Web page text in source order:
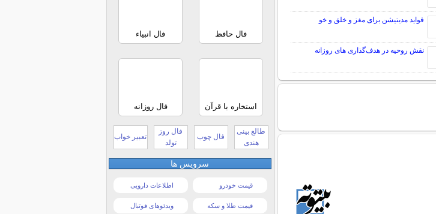
فواید مدیتیشن برای مغز و خلق و خو
نقش روحیه در هدف‌گذاری‌ های روزانه
فال حافظ فال انبیاء
استخاره با قرآن فال روزانه
طالع بینی
هندی
فال چوب
فال روز
تولد
تعبیر خواب
سرویس ها
قیمت خودرو اطلاعات دارویی
قیمت طلا و سکه ویدئوهای فوتبال